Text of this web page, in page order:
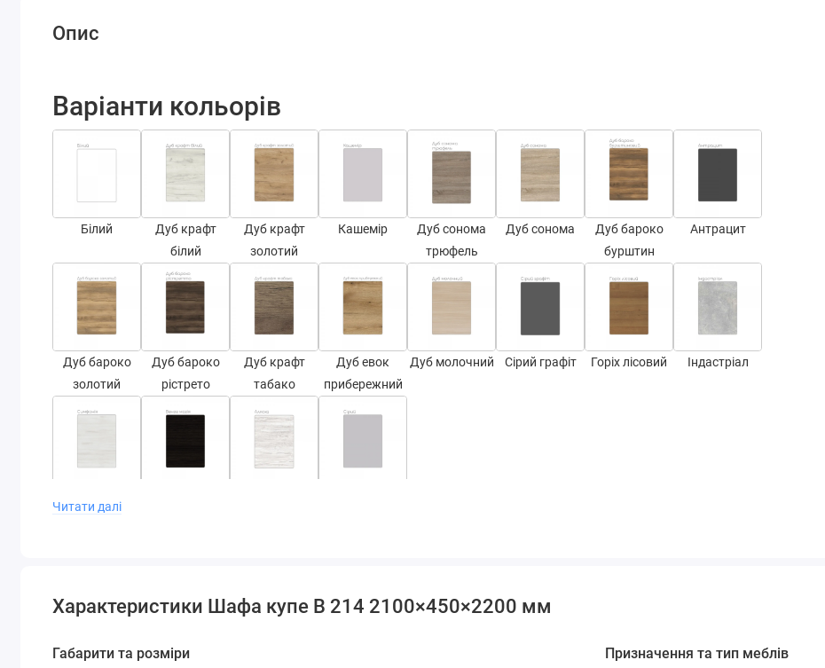
Опис
Варіанти кольорів
Білий
Дуб крафт
білий
Дуб крафт
золотий
Кашемір
Дуб сонома
трюфель
Дуб сонома
Дуб бароко
бурштин
Антрацит
Дуб бароко
золотий
Дуб бароко
рістрето
Дуб крафт
табако
Дуб евок
прибережний
Дуб молочний Сірий графіт Горіх лісовий Індастріал
Дзеркало ДСП СТ-3,7 СТ-4,1
Читати далі
Характеристики Шафа купе В 214 2100×450×2200 мм
Габарити та розміри Призначення та тип меблів